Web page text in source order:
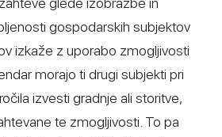
gospodarskih subjektov
izkaže z uporabo zmogljivosti
morajo ti drugi subjekti pri
izvesti gradnje ali storitve,
te zmogljivosti. To pa